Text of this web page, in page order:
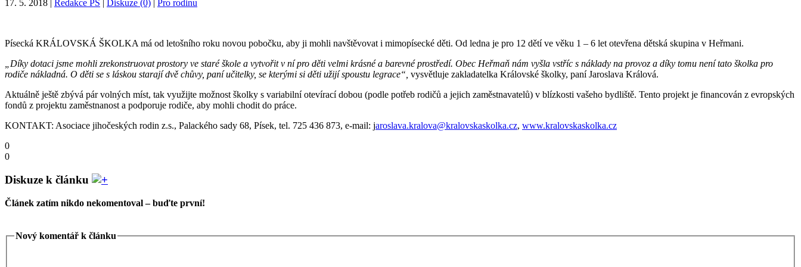
17. 5. 2018 Redakce PS Diskuze (0) Pro rodinu
Písecká KRÁLOVSKÁ ŠKOLKA má od letošního roku novou pobočku, aby ji mohli navštěvovat i mimopísecké děti. Od ledna je pro 12 dětí ve věku 1 – 6 let otevřena dětská skupina v Heřmani.
„Díky dotaci jsme mohli zrekonstruovat prostory ve staré škole a vytvořit v ní pro děti velmi krásné a barevné prostředí. Obec Heřmaň nám vyšla vstříc s náklady na provoz a díky tomu není tato školka pro
rodiče nákladná. O děti se s láskou starají dvě chůvy, paní učitelky, se kterými si děti užijí spoustu legrace“, vysvětluje zakladatelka Královské školky, paní Jaroslava Králová.
Aktuálně ještě zbývá pár volných míst, tak využijte možnost školky s variabilní otevírací dobou (podle potřeb rodičů a jejich zaměstnavatelů) v blízkosti vašeho bydliště. Tento projekt je financován z evropských
fondů z projektu zaměstnanost a podporuje rodiče, aby mohli chodit do práce.
KONTAKT: Asociace jihočeských rodin z.s., Palackého sady 68, Písek, tel. 725 436 873, e-mail: jaroslava.kralova@kralovskaskolka.cz, www.kralovskaskolka.cz
0
0
Diskuze k článku
Článek zatím nikdo nekomentoval – buďte první!
Nový komentář k článku